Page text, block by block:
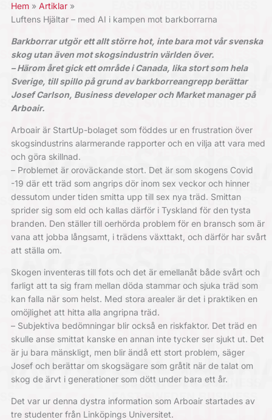
Hem
Artiklar
Luftens Hjältar – med AI i kampen mot barkborrarna
Barkborrar utgör ett allt större hot, inte bara mot vår svenska
skog utan även mot skogsindustrin världen över.
– Härom året gick ett område i Canada, lika stort som hela
Sverige, till spillo på grund av barkborreangrepp berättar
Josef Carlson, Business developer och Market manager på
Arboair.
Arboair är StartUp-bolaget som föddes ur en frustration över
skogsindustrins alarmerande rapporter och en vilja att vara med
och göra skillnad.
– Problemet är oroväckande stort. Det är som skogens Covid
-19 där ett träd som angrips dör inom sex veckor och hinner
dessutom under tiden smitta upp till sex nya träd. Smittan
sprider sig som eld och kallas därför i Tyskland för den tysta
branden. Den ställer till oerhörda problem för en bransch som är
vana att jobba långsamt, i trädens växttakt, och därför har svårt
att ställa om.
Skogen inventeras till fots och det är emellanåt både svårt och
farligt att ta sig fram mellan döda stammar och sjuka träd som
kan falla när som helst. Med stora arealer är det i praktiken en
omöjlighet att hitta alla angripna träd.
– Subjektiva bedömningar blir också en riskfaktor. Det träd en
skulle anse smittat kanske en annan inte tycker ser sjukt ut. Det
är ju bara mänskligt, men blir ändå ett stort problem, säger
Josef och berättar om skogsägare som gråtit när de talat om
skog de ärvt i generationer som dött under bara ett år.
Det var ur denna dystra information som Arboair startades av
tre studenter från Linköpings Universitet.